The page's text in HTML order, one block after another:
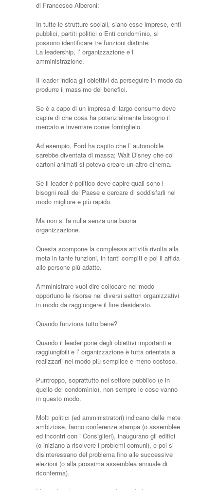
di Francesco Alberoni:
In tutte le strutture sociali, siano esse imprese, enti
pubblici, partiti politici o Enti condomìnio, si
possono identificare tre funzioni distinte:
La leadership, l’ organizzazione e l’
amministrazione.
Il leader indica gli obiettivi da perseguire in modo da
produrre il massimo dei benefici.
Se è a capo di un impresa di largo consumo deve
capire di che cosa ha potenzialmente bisogno il
mercato e inventare come fornirglielo.
Ad esempio, Ford ha capito che l’ automobile
sarebbe diventata di massa; Walt Disney che coi
cartoni animati si poteva creare un altro cinema.
Se il leader è politico deve capire quali sono i
bisogni reali del Paese e cercare di soddisfarli nel
modo migliore e più rapido.
Ma non si fa nulla senza una buona
organizzazione.
Questa scompone la complessa attività rivolta alla
meta in tante funzioni, in tanti compiti e poi li affida
alle persone più adatte.
Amministrare vuol dire collocare nel modo
opportuno le risorse nei diversi settori organizzativi
in modo da raggiungere il fine desiderato.
Quando funziona tutto bene?
Quando il leader pone degli obiettivi importanti e
raggiungibili e l’ organizzazione è tutta orientata a
realizzarli nel modo più semplice e meno costoso.
Puntroppo, soprattutto nel settore pubblico (e in
quello del condomìnio), non sempre le cose vanno
in questo modo.
Molti politici (ed amministratori) indicano delle mete
ambiziose, fanno conferenze stampa (o assemblee
ed incontri con i Consiglieri), inaugurano gli edifici
(o iniziano a risolvere i problemi comuni), e poi si
disinteressano del problema fino alle successive
elezioni (o alla prossima assemblea annuale di
riconferma).